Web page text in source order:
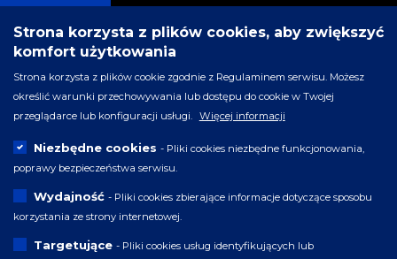
Strona korzysta z plików cookies, aby zwiększyć
komfort użytkowania
Strona korzysta z plików cookie zgodnie z Regulaminem serwisu. Możesz
określić warunki przechowywania lub dostępu do cookie w Twojej
przeglądarce lub konfiguracji usługi.
Więcej informacji
Niezbędne cookies - Pliki cookies niezbędne funkcjonowania,
poprawy bezpieczeństwa serwisu.
Wydajność - Pliki cookies zbierające informacje dotyczące sposobu
korzystania ze strony internetowej.
Targetujące - Pliki cookies usług identyfikujących lub